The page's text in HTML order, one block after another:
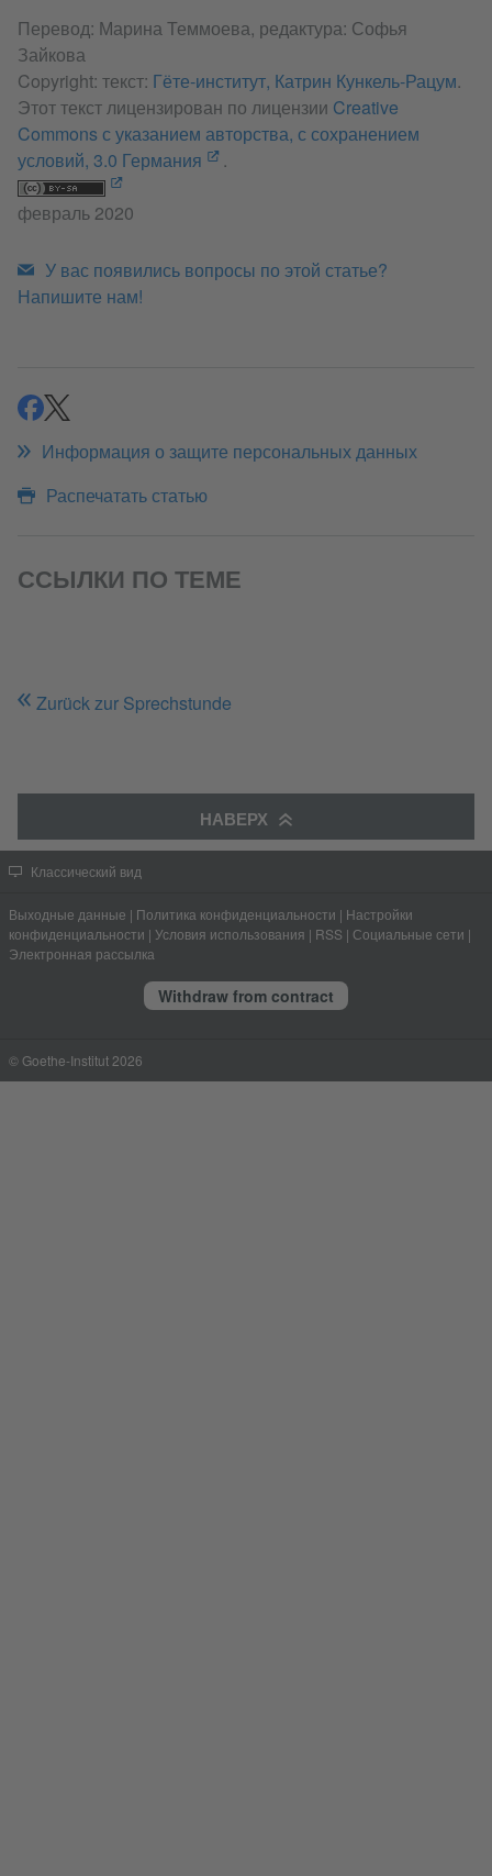
Перевод: Марина Теммоева, редактура: Софья
Зайкова
Copyright: текст: Гёте-институт, Катрин Кункель-Рацум.
Этот текст лицензирован по лицензии Creative
Commons с указанием авторства, с сохранением
условий, 3.0 Германия
.
февраль 2020
У вас появились вопросы по этой статье?
Напишите нам!
Поделиться
Поделиться
Информация о защите персональных данных
Распечатать статью
ССЫЛКИ ПО ТЕМЕ
Zurück zur Sprechstunde
НАВЕРХ
Классический вид
Выходные данные | Политика конфиденциальности | Настройки
конфиденциальности | Условия использования | RSS | Социальные сети |
Электронная рассылка
Withdraw from contract
© Goethe-Institut 2026